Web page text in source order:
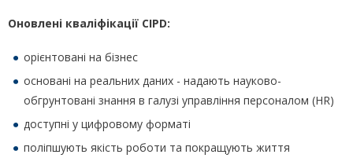
Оновлені кваліфікації CIPD:
орієнтовані на бізнес
основані на реальних даних - надають науково-
обгрунтовані знання в галузі управління персоналом (HR)
доступні у цифровому форматі
поліпшують якість роботи та покращують життя